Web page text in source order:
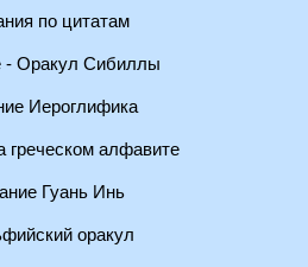
по цитатам
- Оракул Сибиллы
Иероглифика
греческом алфавите
Гуань Инь
оракул